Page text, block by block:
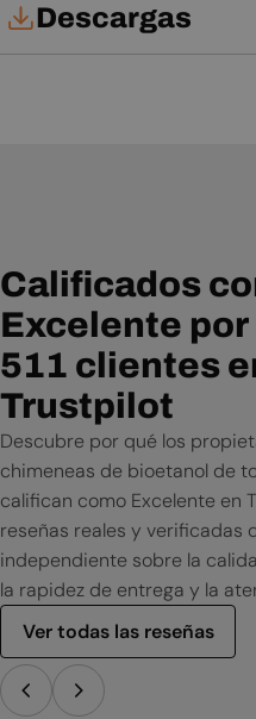
Descargas
Calificados
Excelente por
511 clientes
Trustpilot
Descubre por qué los
chimeneas de bioetanol de
califican como Excelente en
reseñas reales y verificadas
independiente sobre la
la rapidez de entrega y la
Ver todas las reseñas